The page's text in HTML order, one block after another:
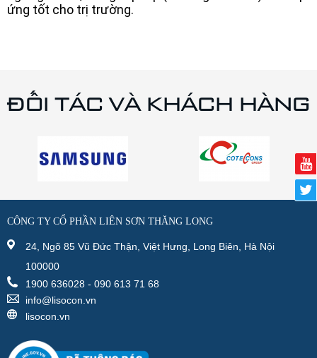
ứng tốt cho trị trường.
ĐỐI TÁC VÀ KHÁCH HÀNG
CÔNG TY CỔ PHẦN LIÊN SƠN THĂNG LONG
24, Ngõ 85 Vũ Đức Thận, Việt Hưng, Long Biên, Hà Nội
100000
1900 636028 - 090 613 71 68
info@lisocon.vn
lisocon.vn